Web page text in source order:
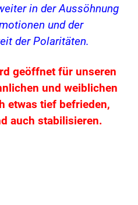
in der Aussöhnung
und der
der Polaritäten.
geöffnet für unseren
und weiblichen
etwas tief befrieden,
auch stabilisieren.